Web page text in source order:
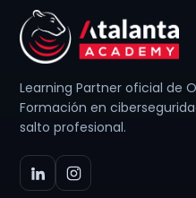
Learning Partner oficial de
Formación en
salto profesional.